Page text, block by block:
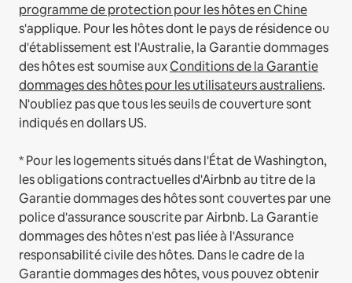
programme de protection pour les hôtes en Chine
s'applique. Pour les hôtes dont le pays de résidence ou
d'établissement est l'Australie, la Garantie dommages
des hôtes est soumise auxConditions de la Garantie
dommages des hôtes pour les utilisateurs australiens.
N'oubliez pas que tous les seuils de couverture sont
indiqués en dollars US.
* Pour les logements situés dans l'État de Washington,
les obligations contractuelles d'Airbnb au titre de la
Garantie dommages des hôtes sont couvertes par une
police d'assurance souscrite par Airbnb. La Garantie
dommages des hôtes n'est pas liée à l'Assurance
responsabilité civile des hôtes. Dans le cadre de la
Garantie dommages des hôtes, vous pouvez obtenir